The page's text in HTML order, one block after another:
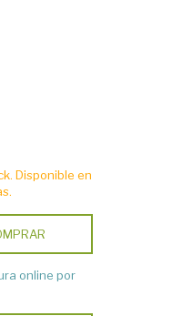
Disponible en
online por